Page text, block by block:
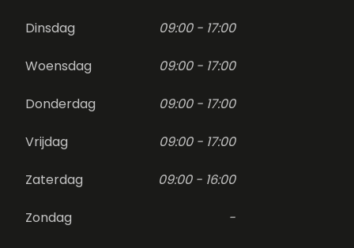
Dinsdag 09:00 - 17:00
Woensdag 09:00 - 17:00
Donderdag 09:00 - 17:00
Vrijdag 09:00 - 17:00
Zaterdag 09:00 - 16:00
Zondag -